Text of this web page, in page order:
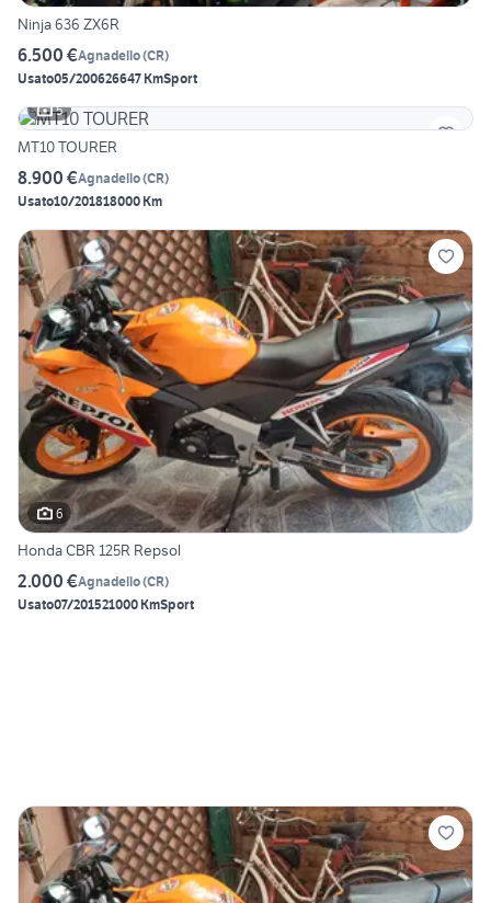
Ninja 636 ZX6R
6.500 €Agnadello(CR)
Usato05/200626647 KmSport
5
MT10 TOURER
8.900 €Agnadello(CR)
Usato10/201818000 Km
6
Honda CBR 125R Repsol
2.000 €Agnadello(CR)
Usato07/201521000 KmSport